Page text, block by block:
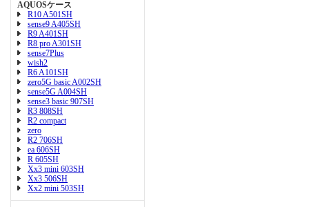
AQUOSケース
R10 A501SH
sense9 A405SH
R9 A401SH
R8 pro A301SH
sense7Plus
wish2
R6 A101SH
zero5G basic A002SH
sense5G A004SH
sense3 basic 907SH
R3 808SH
R2 compact
zero
R2 706SH
ea 606SH
R 605SH
Xx3 mini 603SH
Xx3 506SH
Xx2 mini 503SH